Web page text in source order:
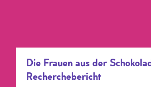
Die Frauen aus der
Recherchebericht